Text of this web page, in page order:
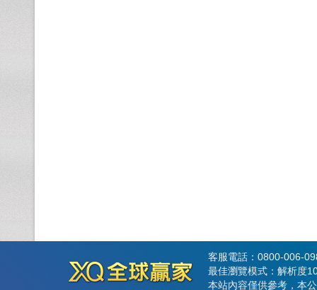
客服電話：0800-006-
最佳瀏覽模式：解析度
本站內容僅供參考，本